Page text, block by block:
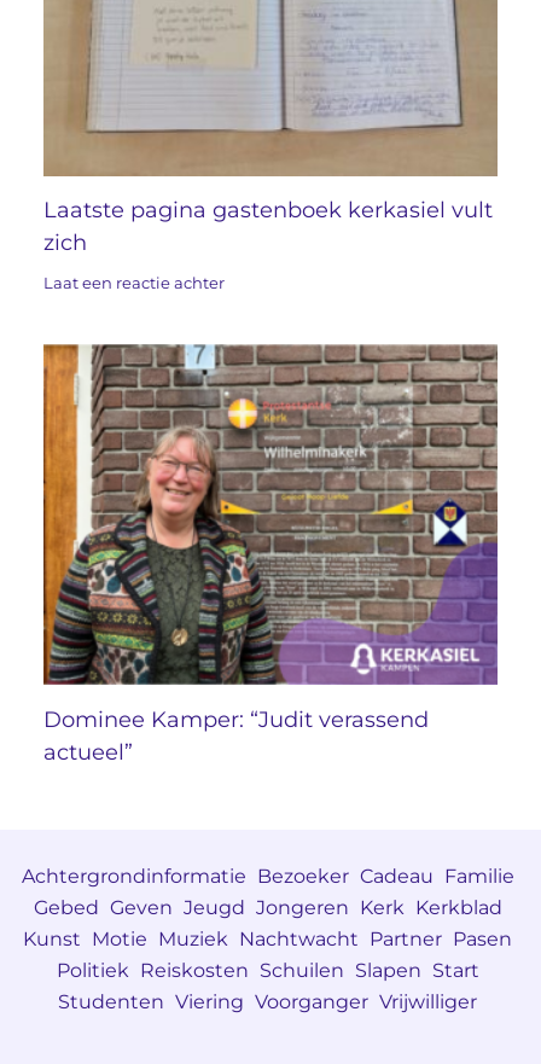
Laatste pagina gastenboek kerkasiel vult
zich
Laat een reactie achter
Dominee Kamper: “Judit verassend
actueel”
Achtergrondinformatie Bezoeker Cadeau Familie
Gebed Geven Jeugd Jongeren Kerk Kerkblad
Kunst Motie Muziek Nachtwacht Partner Pasen
Politiek Reiskosten Schuilen Slapen Start
Studenten Viering Voorganger Vrijwilliger